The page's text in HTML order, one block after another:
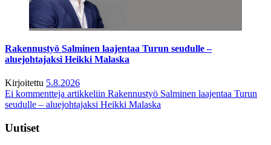
Rakennustyö Salminen laajentaa Turun seudulle –
aluejohtajaksi Heikki Malaska
Kirjoitettu 5.8.2026
Ei kommentteja artikkeliin Rakennustyö Salminen laajentaa Turun
seudulle – aluejohtajaksi Heikki Malaska
Uutiset